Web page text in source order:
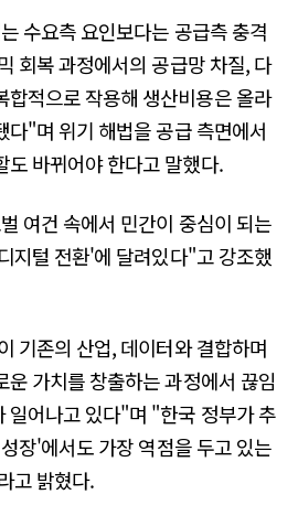
수요측 요인보다는 공급측 충격
회복 과정에서의 공급망 차질, 다
합적으로 작용해 생산비용은 올라
다"며 위기 해법을 공급 측면에서
도 바뀌어야 한다고 말했다.
여건 속에서 민간이 중심이 되는
지털 전환'에 달려있다"고 강조했
기존의 산업, 데이터와 결합하며
운 가치를 창출하는 과정에서 끊임
일어나고 있다"며 "한국 정부가 추
장'에서도 가장 역점을 두고 있는
고 밝혔다.